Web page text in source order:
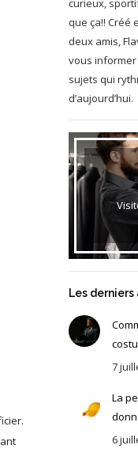
curieux,
que ça!! Créé
deux amis,
vous
sujets qui
d’aujourd’hui.
Les
7
La
6